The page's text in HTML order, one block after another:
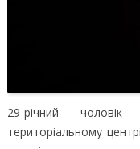
29-річний
територіальному